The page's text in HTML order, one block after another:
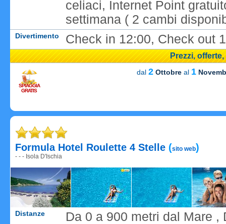
celiaci, Internet Point
settimana ( 2 cambi
Divertimento Check in 12:00, Check out
Prezzi,
SPIAGGIA
GRATIS
dal 2 Ottobre al 1
Formula Hotel Roulette 4 Stelle (sito web)
- - - Isola D'Ischia
Distanze Da 0 a 900 metri dal Mare ,